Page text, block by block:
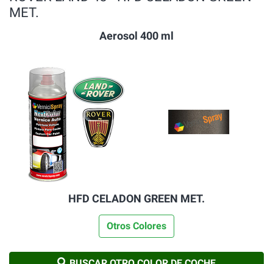
MET.
Aerosol 400 ml
HFD CELADON GREEN MET.
Otros Colores